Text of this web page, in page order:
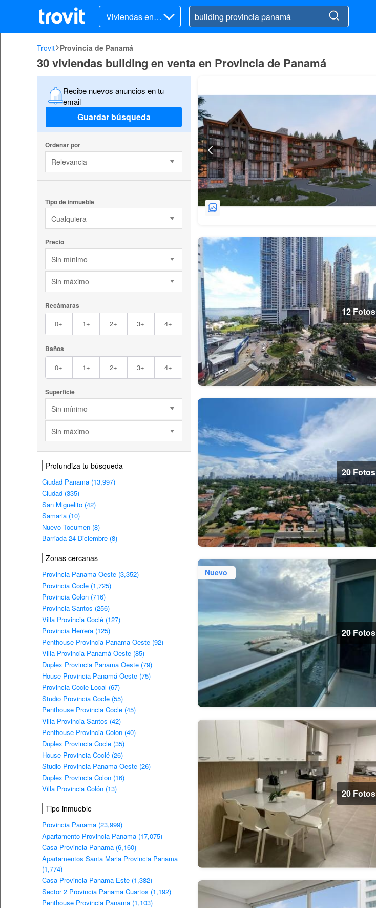
Viviendas en v
enta
Trovit Provincia de Panamá
30 viviendas building en venta en Provincia de Panamá
Recibe nuevos anuncios en tu
email
Guardar búsqueda
Ordenar por
Relevancia
Tipo de inmueble
Cualquiera
Precio
Sin mínimo
Sin máximo
Recámaras
0+ 1+ 2+ 3+ 4+
Baños
0+ 1+ 2+ 3+ 4+
Superficie
Sin mínimo
Sin máximo
Profundiza tu búsqueda
Ciudad Panama (13,997)
Ciudad (335)
San Miguelito (42)
Samaria (10)
Nuevo Tocumen (8)
Barriada 24 Diciembre (8)
Zonas cercanas
Provincia Panama Oeste (3,352)
Provincia Cocle (1,725)
Provincia Colon (716)
Provincia Santos (256)
Villa Provincia Coclé (127)
Provincia Herrera (125)
Penthouse Provincia Panama Oeste (92)
Villa Provincia Panamá Oeste (85)
Duplex Provincia Panama Oeste (79)
House Provincia Panamá Oeste (75)
Provincia Cocle Local (67)
Studio Provincia Cocle (55)
Penthouse Provincia Cocle (45)
Villa Provincia Santos (42)
Penthouse Provincia Colon (40)
Duplex Provincia Cocle (35)
House Provincia Coclé (26)
Studio Provincia Panama Oeste (26)
Duplex Provincia Colon (16)
Villa Provincia Colón (13)
Tipo inmueble
Provincia Panama (23,999)
Apartamento Provincia Panama (17,075)
Casa Provincia Panama (6,160)
Apartamentos Santa Maria Provincia Panama
(1,774)
Casa Provincia Panama Este (1,382)
Sector 2 Provincia Panama Cuartos (1,192)
Penthouse Provincia Panama (1,103)
12 Fotos
20 Fotos
Nuevo
20 Fotos
20 Fotos